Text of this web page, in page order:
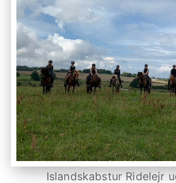
Islandskabstur Ridelejr